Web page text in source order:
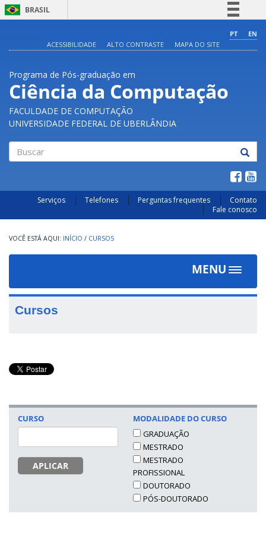
BRASIL
Comunica BR
Acesso à informação
Legislação
PT
EN
ACESSIBILIDADE
ALTO CONTRASTE MAPA DO SITE
Programa de Pós-graduação em
Ciência da Computação
FACULDADE DE COMPUTAÇÃO
UNIVERSIDADE FEDERAL DE UBERLÂNDIA
Serviços Telefones Perguntas frequentes
Contato
Fale conosco
INÍCIO / CURSOS
MENU
Toggle
Cursos
CURSO
APLICAR
MODALIDADE DO CURSO
GRADUAÇÃO
MESTRADO
MESTRADO
PROFISSIONAL
DOUTORADO
PÓS-DOUTORADO